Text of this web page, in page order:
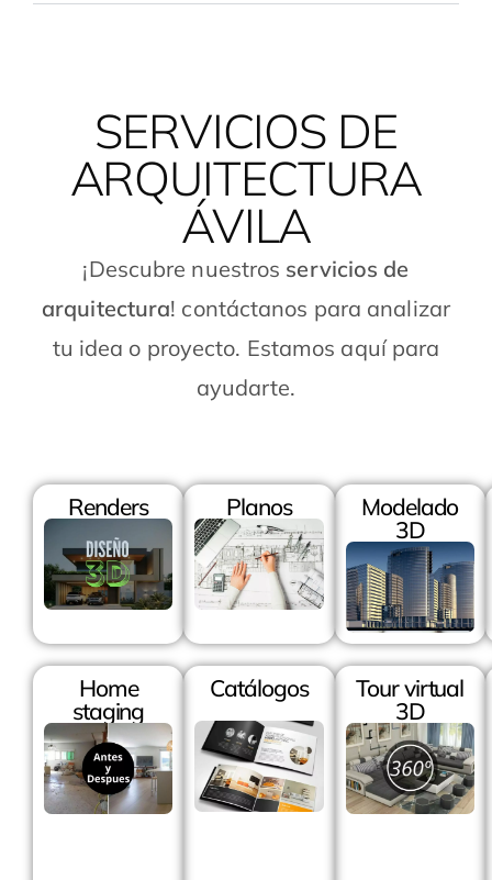
SERVICIOS DE
ARQUITECTURA
ÁVILA
¡Descubre nuestros servicios de
arquitectura! contáctanos para analizar
tu idea o proyecto. Estamos aquí para
ayudarte.
Renders Planos
Modelado
3D
Home
staging
Catálogos
Tour virtual
3D